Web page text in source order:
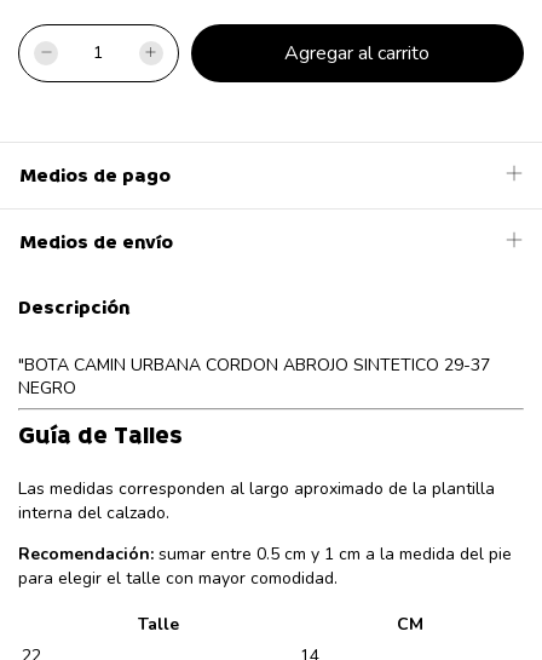
Medios de pago
Medios de envío
Descripción
"BOTA CAMIN URBANA CORDON ABROJO SINTETICO 29-37
NEGRO
Guía de Talles
Las medidas corresponden al largo aproximado de la plantilla
interna del calzado.
Recomendación: sumar entre 0.5 cm y 1 cm a la medida del pie
para elegir el talle con mayor comodidad.
Talle
CM